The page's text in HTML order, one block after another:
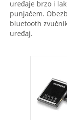
uređaje brzo i
punjačem.
bluetooth
uređaj.